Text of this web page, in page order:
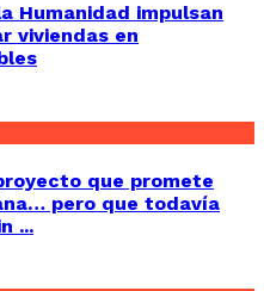
Humanidad impulsan
viviendas en
que promete
pero que todavía
...